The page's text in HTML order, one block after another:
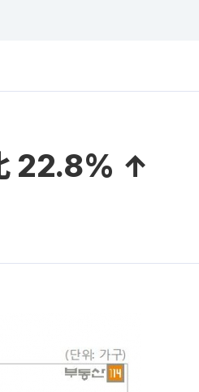
22.8% ↑